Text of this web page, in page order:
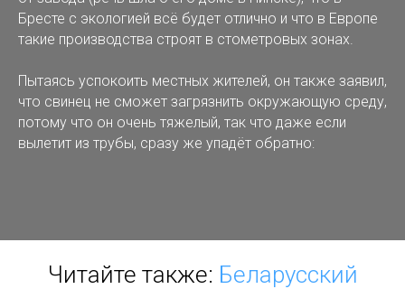
Бресте с экологией всё будет отлично и что в Европе
такие производства строят в стометровых зонах.
Пытаясь успокоить местных жителей, он также заявил,
что свинец не сможет загрязнить окружающую среду,
потому что он очень тяжелый, так что даже если
вылетит из трубы, сразу же упадёт обратно:
Читайте также: Беларусский